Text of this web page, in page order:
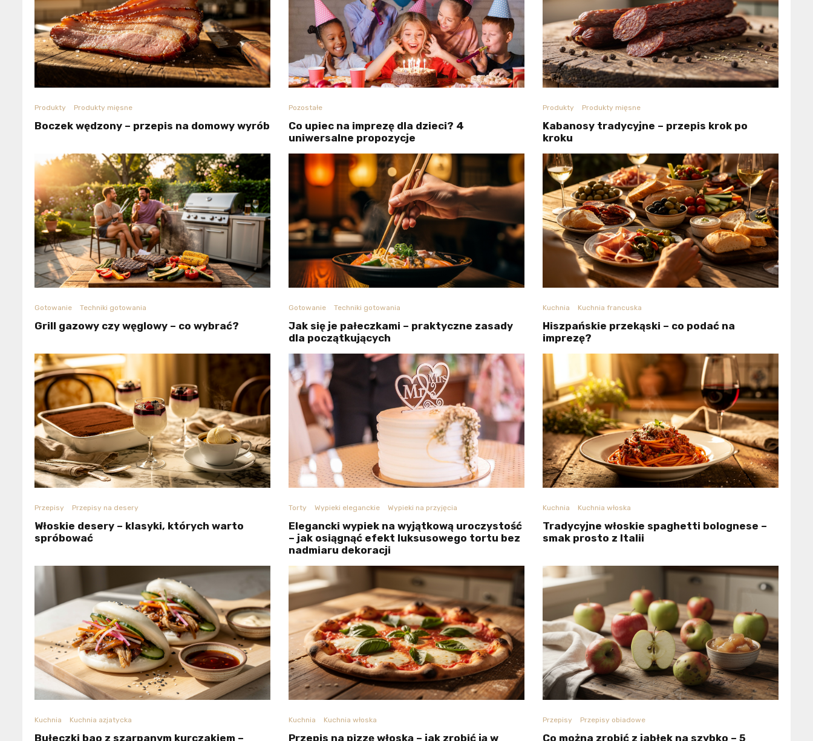
Produkty Produkty mięsne
Boczek wędzony – przepis na domowy wyrób
Pozostałe
Co upiec na imprezę dla dzieci? 4
uniwersalne propozycje
Produkty Produkty mięsne
Kabanosy tradycyjne – przepis krok po
kroku
Gotowanie Techniki gotowania
Grill gazowy czy węglowy – co wybrać?
Gotowanie Techniki gotowania
Jak się je pałeczkami – praktyczne zasady
dla początkujących
Kuchnia Kuchnia francuska
Hiszpańskie przekąski – co podać na
imprezę?
Przepisy Przepisy na desery
Włoskie desery – klasyki, których warto
spróbować
Torty Wypieki eleganckie Wypieki na przyjęcia
Elegancki wypiek na wyjątkową uroczystość
– jak osiągnąć efekt luksusowego tortu bez
nadmiaru dekoracji
Kuchnia Kuchnia włoska
Tradycyjne włoskie spaghetti bolognese –
smak prosto z Italii
Kuchnia Kuchnia azjatycka
Bułeczki bao z szarpanym kurczakiem –
Kuchnia Kuchnia włoska
Przepis na pizzę włoską – jak zrobić ją w
Przepisy Przepisy obiadowe
Co można zrobić z jabłek na szybko – 5